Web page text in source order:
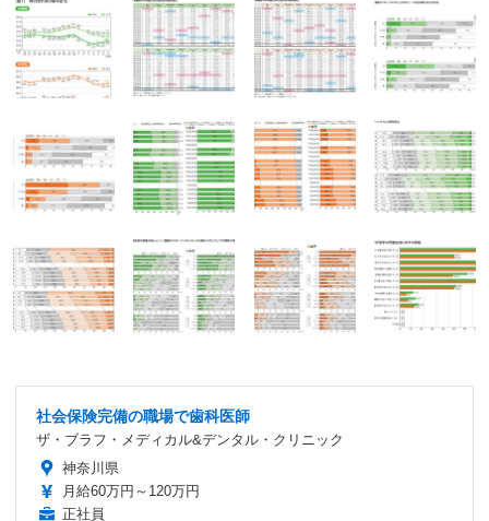
社会保険完備の職場で歯科医師
ザ・ブラフ・メディカル&デンタル・クリニック
神奈川県
月給60万円～120万円
正社員